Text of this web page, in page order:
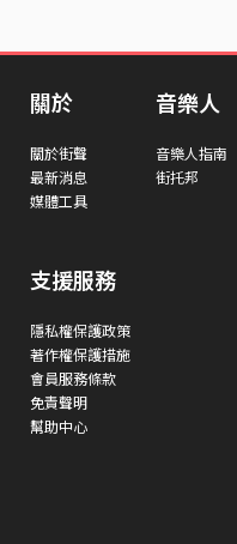
關於
關於街聲
最新消息
媒體工具
音樂人
音樂人指南
街托邦
支援服務
隱私權保護政策
著作權保護措施
會員服務條款
免責聲明
幫助中心